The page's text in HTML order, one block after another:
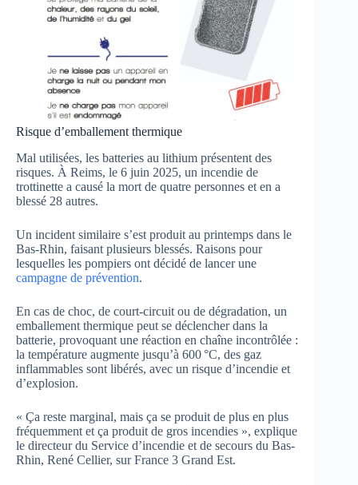
Risque d’emballement thermique
Mal utilisées, les batteries au lithium présentent des
risques. À Reims, le 6 juin 2025, un incendie de
trottinette a causé la mort de quatre personnes et en a
blessé 28 autres.
Un incident similaire s’est produit au printemps dans le
Bas-Rhin, faisant plusieurs blessés. Raisons pour
lesquelles les pompiers ont décidé de lancer une
campagne de prévention.
En cas de choc, de court-circuit ou de dégradation, un
emballement thermique peut se déclencher dans la
batterie, provoquant une réaction en chaîne incontrôlée :
la température augmente jusqu’à 600 °C, des gaz
inflammables sont libérés, avec un risque d’incendie et
d’explosion.
« Ça reste marginal, mais ça se produit de plus en plus
fréquemment et ça produit de gros incendies », explique
le directeur du Service d’incendie et de secours du Bas-
Rhin, René Cellier, sur France 3 Grand Est.